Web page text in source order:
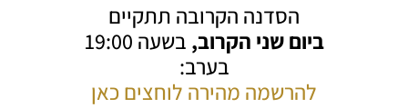
הסדנה הקרובה תתקיים
ביום שני הקרוב,
בשעה 19:00
בערב:
להרשמה מהירה לוחצים כאן